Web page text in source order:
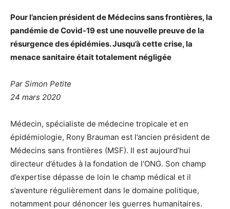
Pour l’ancien président de Médecins sans frontières, la
pandémie de Covid-19 est une nouvelle preuve de la
résurgence des épidémies. Jusqu’à cette crise, la
menace sanitaire était totalement négligée
Par Simon Petite
24 mars 2020
Médecin, spécialiste de médecine tropicale et en
épidémiologie, Rony Brauman est l’ancien président de
Médecins sans frontières (MSF). Il est aujourd’hui
directeur d’études à la fondation de l’ONG. Son champ
d’expertise dépasse de loin le champ médical et il
s’aventure régulièrement dans le domaine politique,
notamment pour dénoncer les guerres humanitaires.